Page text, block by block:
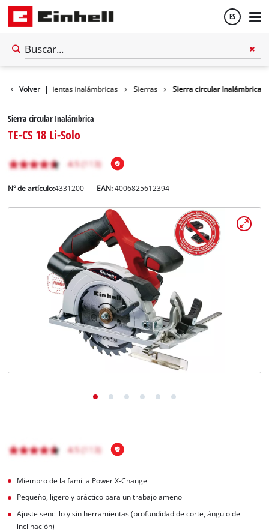
ES
Volver |
Herramientas inalámbricas Sierras Sierra circular Inalámbrica
Sierra circular Inalámbrica
TE-CS 18 Li-Solo
Nº de artículo:4331200 EAN:4006825612394
Miembro de la familia Power X-Change
Pequeño, ligero y práctico para un trabajo ameno
Ajuste sencillo y sin herramientas (profundidad de corte, ángulo de
inclinación)